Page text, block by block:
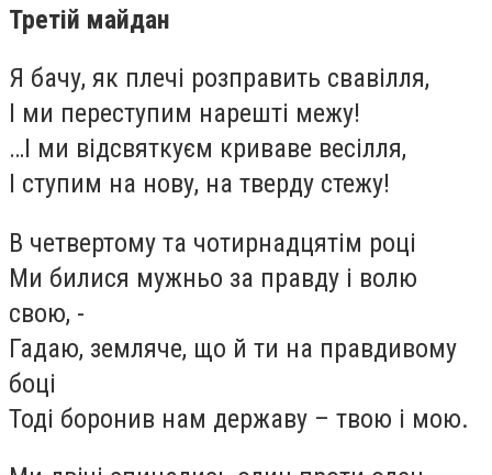
Третій майдан
Я бачу, як плечі розправить свавілля,
І ми переступим нарешті межу!
…І ми відсвяткуєм криваве весілля,
І ступим на нову, на тверду стежу!
В четвертому та чотирнадцятім році
Ми билися мужньо за правду і волю
свою, -
Гадаю, земляче, що й ти на правдивому
боці
Тоді боронив нам державу – твою і мою.